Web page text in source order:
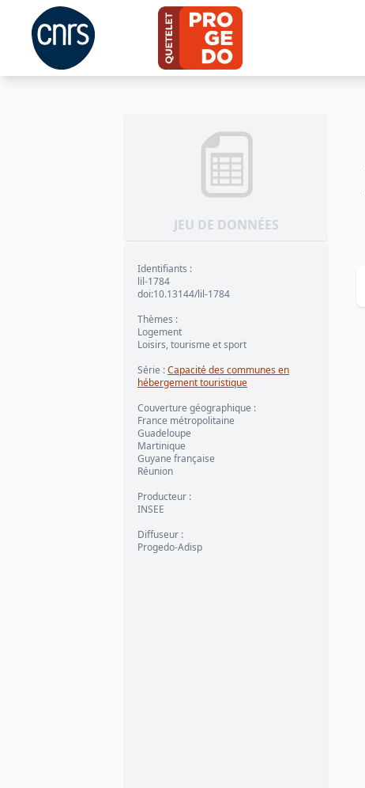
JEU DE DONNÉES
Identifiants :
lil-1784
doi:10.13144/lil-1784
Thèmes :
Logement
Loisirs, tourisme et sport
Série :Capacité des communes en
hébergement touristique
Couverture géographique :
France métropolitaine
Guadeloupe
Martinique
Guyane française
Réunion
Producteur :
INSEE
Diffuseur :
Progedo-Adisp